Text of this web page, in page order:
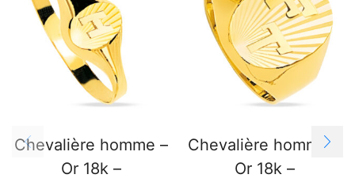
Chevalière homme –
Or 18k –
Chevalière homme –
Or 18k –